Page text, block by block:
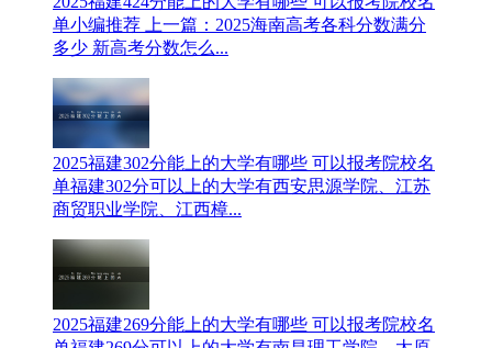
单小编推荐 上一篇：2025海南高考各科分数满分
多少 新高考分数怎么...
2025福建302分能上的大学有哪些 可以报考院校名
单福建302分可以上的大学有西安思源学院、江苏
商贸职业学院、江西樟...
2025福建269分能上的大学有哪些 可以报考院校名